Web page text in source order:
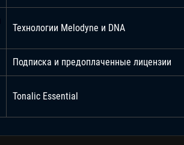
Технологии Melodyne и DNA
Подписка и предоплаченные лицензии
Tonalic Essential